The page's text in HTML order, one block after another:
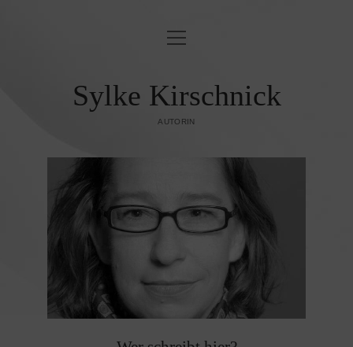
BLINDLINGS
PUBLIKATIONEN
DATENSCHUTZ­
Menü
öffnen
Sylke Kirschnick
AUTORIN
Kirschnick
Beiträge